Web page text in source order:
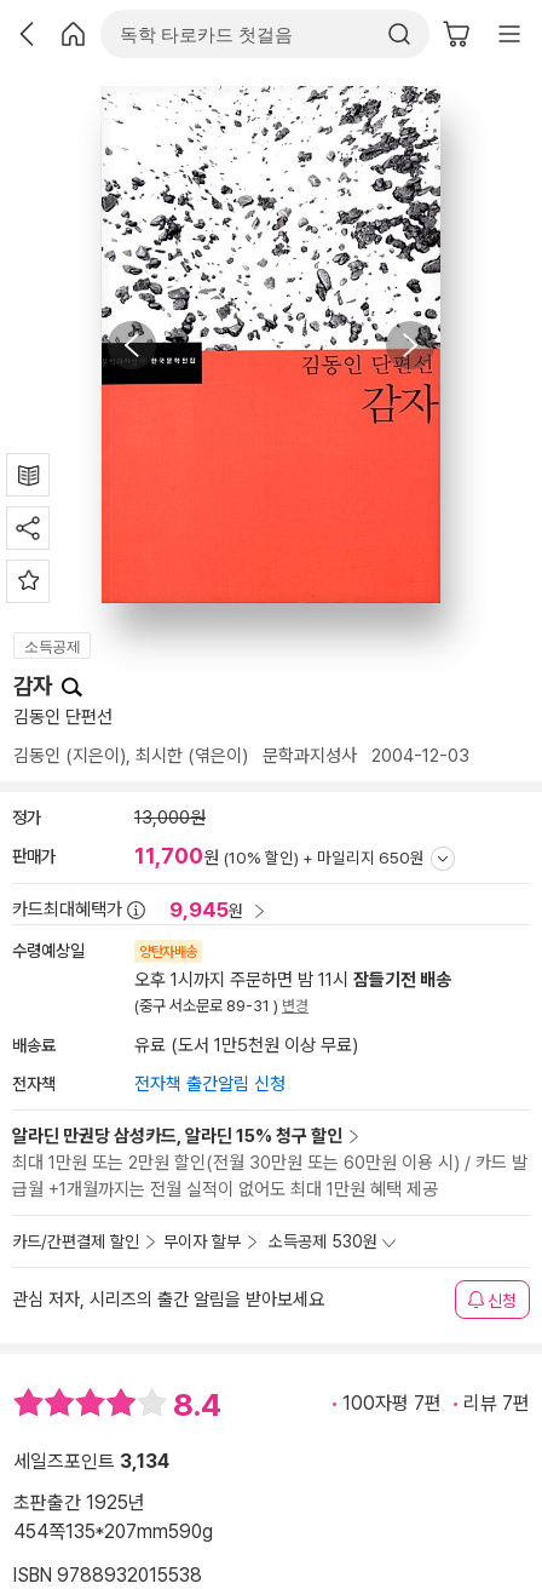
소득공제
감자
김동인 단편선
김동인 (지은이), 최시한 (엮은이) 문학과지성사 2004-12-03
정가 13,000원
판매가 11,700원 (10% 할인) + 마일리지 650원
카드최대혜택가 9,945원
수령예상일 양탄자배송
오후 1시까지 주문하면 밤 11시 잠들기전 배송
(중구 서소문로 89-31 ) 변경
배송료 유료 (도서 1만5천원 이상 무료)
전자책 전자책 출간알림 신청
알라딘 만권당 삼성카드, 알라딘 15% 청구 할인
최대 1만원 또는 2만원 할인(전월 30만원 또는 60만원 이용 시) / 카드 발
급월 +1개월까지는 전월 실적이 없어도 최대 1만원 혜택 제공
카드/간편결제 할인 무이자 할부 소득공제 530원
관심 저자, 시리즈의 출간 알림을 받아보세요 신청
8.4 100자평 7편 리뷰 7편
세일즈포인트 3,134
초판출간 1925년
454쪽135*207mm590g
ISBN 9788932015538